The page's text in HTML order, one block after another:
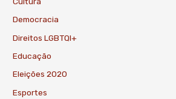
Democracia
Direitos LGBTQI+
Educação
Eleições 2020
Esportes